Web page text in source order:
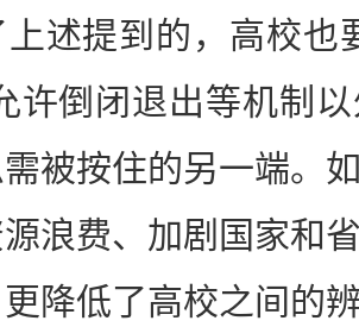
提到的，高校也
许倒闭退出等机制
被按住的另一端。
浪费、加剧国家和
降低了高校之间的